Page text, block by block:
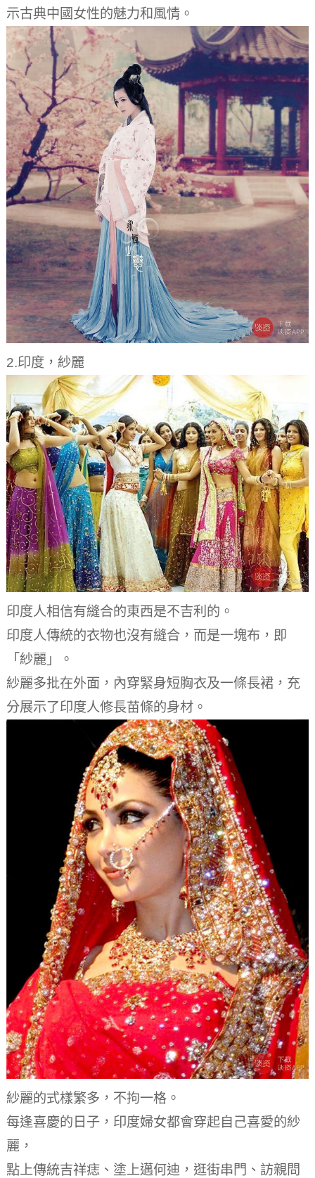
示古典中國女性的魅力和風情。
2.印度，紗麗
印度人相信有縫合的東西是不吉利的。
印度人傳統的衣物也沒有縫合，而是一塊布，即
「紗麗」。
紗麗多批在外面，內穿緊身短胸衣及一條長裙，充
分展示了印度人修長苗條的身材。
紗麗的式樣繁多，不拘一格。
每逢喜慶的日子，印度婦女都會穿起自己喜愛的紗
麗，
點上傳統吉祥痣、塗上邁何迪，逛街串門、訪親問